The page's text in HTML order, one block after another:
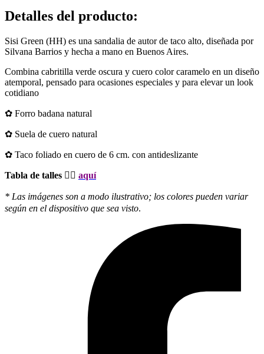
Detalles del producto:
Sisi Green (HH) es una sandalia de autor de taco alto, diseñada por
Silvana Barrios y hecha a mano en Buenos Aires.
Combina cabritilla verde oscura y cuero color caramelo en un diseño
atemporal, pensado para ocasiones especiales y para elevar un look
cotidiano
✿ Forro badana natural
✿ Suela de cuero natural
✿ Taco foliado en cuero de 6 cm. con antideslizante
Tabla de talles 👉🏻 aquí
* Las imágenes son a modo ilustrativo; los colores pueden variar
según en el dispositivo que sea visto.